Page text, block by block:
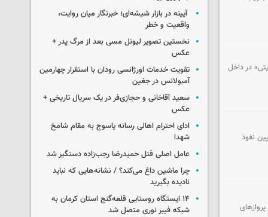
در داخل
نفوذ
آیینه در بازار شیشه‌ای؛ خبرنگار میان روایت،
واقعیت و خطر
نخستین تصویر لیونل مسی بعد از مرگ پدر +
عکس
تقویت خدمات اورژانسی رودان با استقرار چهارمین
آمبولانس در جغین
سعید آقاخانی و حجازی‌فر در یک سریال تاریخی +
عکس
ادای احترام اهالی رسانه یاسوج به مقام شامخ
شهدا
عامل اصلی قتل حمیدرضا رجب‌زاده دستگیر شد
چرا ماشین داغ می‌کند؟ / نشانه‌هایی که نباید
نادیده بگیرید
۱۴ ایستگاه روستایی قلعه‌گنج استان کرمان به
شبکه فیبر نوری متصل شد